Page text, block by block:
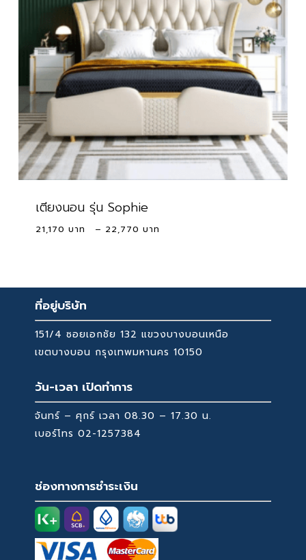
เตียงนอน รุ่น Sophie
21,170 – 22,770
22,770 ฿
ที่อยู่บริษัท
151/4 ซอยเอกชัย 132 แขวงบางบอนเหนือ
เขตบางบอน กรุงเทพมหานคร 10150
วัน-เวลา เปิดทำการ
จันทร์ – ศุกร์ เวลา 08.30 – 17.30 น.
เบอร์โทร 02-1257384
ช่องทางการชำระเงิน